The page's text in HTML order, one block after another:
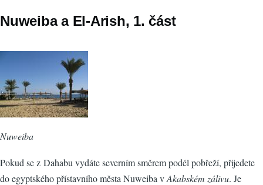
Nuweiba a El-Arish, 1. část
Nuweiba
Pokud se z Dahabu vydáte severním směrem podél pobřeží, přijedete
do egyptského přístavního města Nuweiba vAkabském zálivu. Je